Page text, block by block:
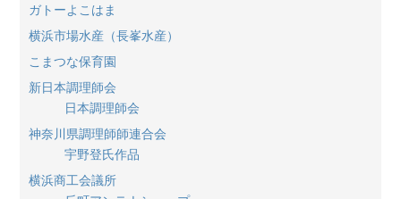
ガトーよこはま
横浜市場水産（長峯水産）
こまつな保育園
新日本調理師会
日本調理師会
神奈川県調理師師連合会
宇野登氏作品
横浜商工会議所